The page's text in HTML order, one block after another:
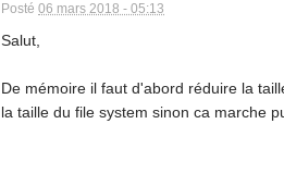
Posté 06 mars 2018 - 05:13
Salut,
De mémoire il faut d'abord réduire la
la taille du file system sinon ca marche